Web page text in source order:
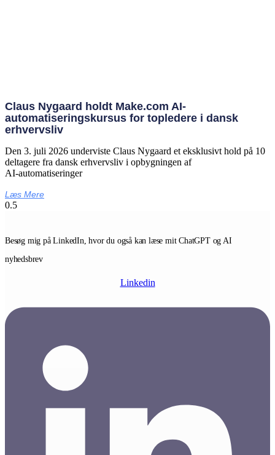
Claus Nygaard holdt Make.com AI-
automatiseringskursus for topledere i dansk
erhvervsliv
Den 3. juli 2026 underviste Claus Nygaard et eksklusivt hold på 10
deltagere fra dansk erhvervsliv i opbygningen af
AI‑automatiseringer
Læs Mere
Besøg mig på LinkedIn, hvor du også kan læse mit ChatGPT og AI
nyhedsbrev
Linkedin